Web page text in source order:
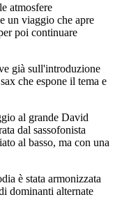
atmosfere
un viaggio che apre
poi continuare
già sull'introduzione
che espone il tema e
al grande David
dal sassofonista
al basso, ma con una
è stata armonizzata
dominanti alternate